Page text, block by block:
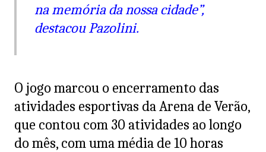
na memória da nossa cidade”,
destacou Pazolini.
O jogo marcou o encerramento das
atividades esportivas da Arena de Verão,
que contou com 30 atividades ao longo
do mês, com uma média de 10 horas